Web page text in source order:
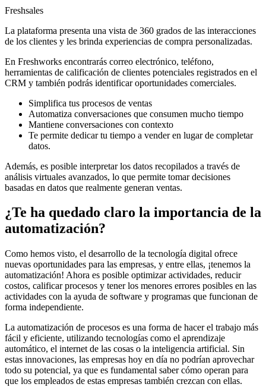
Freshsales
La plataforma presenta una vista de 360 ​​grados de las interacciones
de los clientes y les brinda experiencias de compra personalizadas.
En Freshworks encontrarás correo electrónico, teléfono,
herramientas de calificación de clientes potenciales registrados en el
CRM y también podrás identificar oportunidades comerciales.
Simplifica tus procesos de ventas
Automatiza conversaciones que consumen mucho tiempo
Mantiene conversaciones con contexto
Te permite dedicar tu tiempo a vender en lugar de completar
datos.
Además, es posible interpretar los datos recopilados a través de
análisis virtuales avanzados, lo que permite tomar decisiones
basadas en datos que realmente generan ventas.
¿Te ha quedado claro la importancia de la
automatización?
Como hemos visto, el desarrollo de la tecnología digital ofrece
nuevas oportunidades para las empresas, y entre ellas, ¡tenemos la
automatización! Ahora es posible optimizar actividades, reducir
costos, calificar procesos y tener los menores errores posibles en las
actividades con la ayuda de software y programas que funcionan de
forma independiente.
La automatización de procesos es una forma de hacer el trabajo más
fácil y eficiente, utilizando tecnologías como el aprendizaje
automático, el internet de las cosas o la inteligencia artificial. Sin
estas innovaciones, las empresas hoy en día no podrían aprovechar
todo su potencial, ya que es fundamental saber cómo operan para
que los empleados de estas empresas también crezcan con ellas.